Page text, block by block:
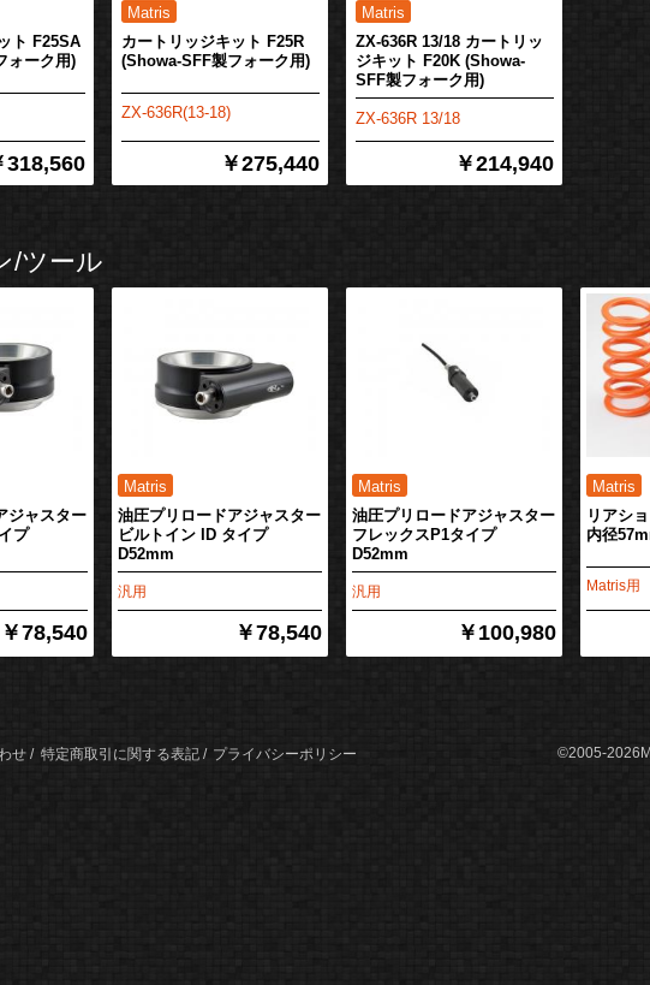
ト F25SA
ォーク用)
318,560
カートリッジキット F25R
(Showa-SFF製フォーク用)
ZX-636R(13-18)
￥275,440
ZX-636R 13/18 カートリッ
ジキット F20K (Showa-
SFF製フォーク用)
ZX-636R 13/18
￥214,940
/ツール
ジャスター
プ
￥78,540
油圧プリロードアジャスター
ビルトイン ID タイプ
D52mm
汎用
￥78,540
油圧プリロードアジャスター
フレックスP1タイプ
D52mm
汎用
￥100,980
リアシ
内径
Matris用
せ 特定商取引に関する表記 プライバシーポリシー
©2005-